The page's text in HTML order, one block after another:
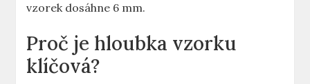
vzorek dosáhne 6 mm.
Proč je hloubka vzorku
klíčová?